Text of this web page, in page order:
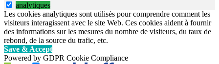
analytiques
Les cookies analytiques sont utilisés pour comprendre comment les
visiteurs interagissent avec le site Web. Ces cookies aident à fournir
des informations sur les mesures du nombre de visiteurs, du taux de
rebond, de la source du trafic, etc.
Save & Accept
Powered by GDPR Cookie Compliance